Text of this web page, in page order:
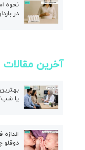
نحوه
در
آخرین مقالات
یا